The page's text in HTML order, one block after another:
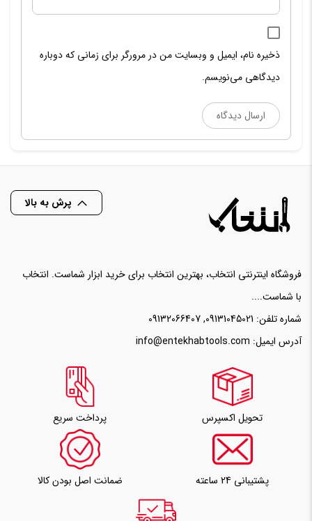
ذخیره نام، ایمیل و وبسایت من در مرورگر برای زمانی که دوباره
دیدگاهی می‌نویسم.
پرش به بالا
فروشگاه اینترنتی انتخاب، بهترین انتخاب برای خرید ابزار شماست. انتخاب
با شماست....
شماره تلفن: 09131045021
,
09132066407
آدرس ایمیل: info@entekhabtools.com
تحویل اکسپرس پرداخت سریع
پشتیبانی 24 ساعته ضمانت اصل بودن کالا